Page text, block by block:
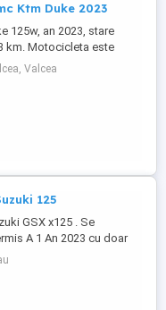
Ktm Duke 2023
125w, an 2023, stare
km. Motocicleta este
sau pentru oraș.
Valcea
125
GSX x125 . Se
A 1 An 2023 cu doar
, fara cazaturi
in noiembrie 2027 Revizii
in service autorizat